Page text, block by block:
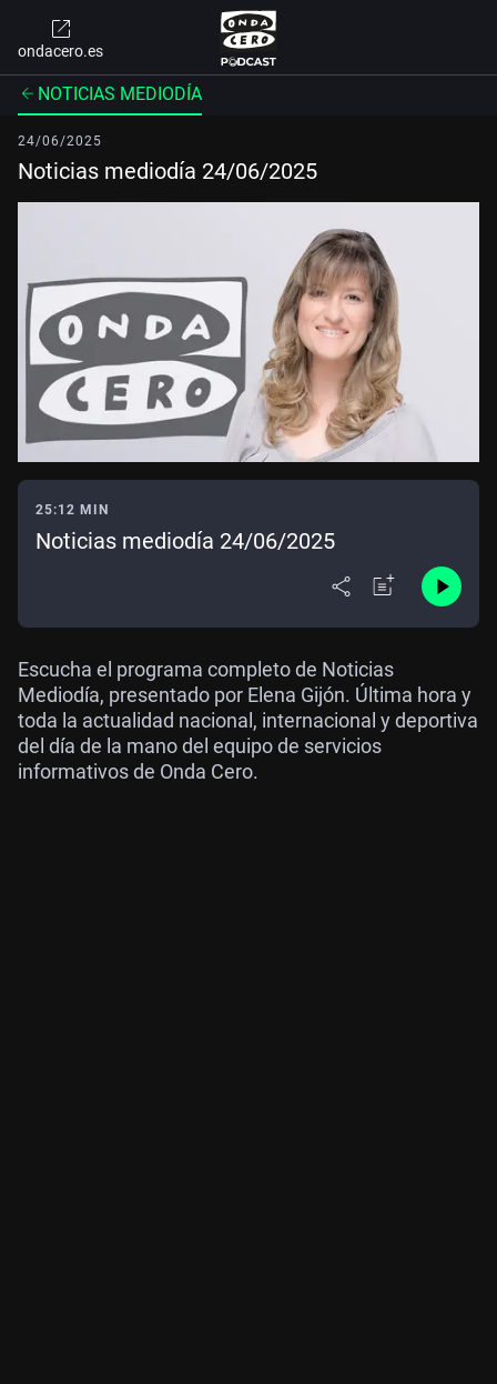
ondacero.es
NOTICIAS MEDIODÍA
24/06/2025
Noticias mediodía 24/06/2025
25:12 MIN
Noticias mediodía 24/06/2025
Escucha el programa completo de Noticias
Mediodía, presentado por Elena Gijón. Última hora y
toda la actualidad nacional, internacional y deportiva
del día de la mano del equipo de servicios
informativos de Onda Cero.